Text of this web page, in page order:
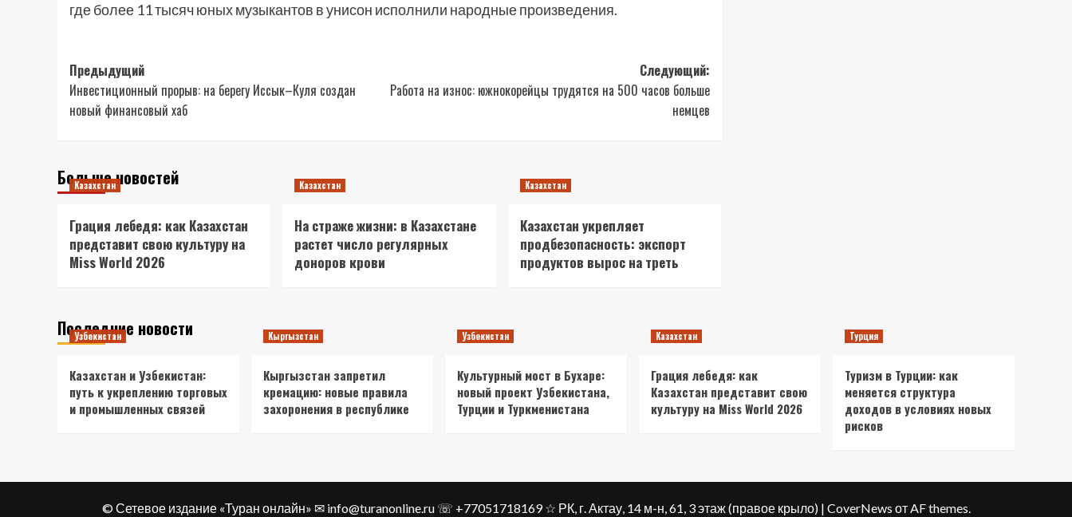
где более 11 тысяч юных музыкантов в унисон исполнили народные произведения.
Навигация
записи
Предыдущий
Инвестиционный прорыв: на берегу Иссык–Куля создан
новый финансовый хаб
Следующий:
Работа на износ: южнокорейцы трудятся на 500 часов больше
немцев
Больше новостей
Казахстан
Грация лебедя: как Казахстан
представит свою культуру на
Miss World 2026
Казахстан
На страже жизни: в Казахстане
растет число регулярных
доноров крови
Казахстан
Казахстан укрепляет
продбезопасность: экспорт
продуктов вырос на треть
Последние новости
Узбекистан
Казахстан и Узбекистан:
путь к укреплению торговых
и промышленных связей
Кыргызстан
Кыргызстан запретил
кремацию: новые правила
захоронения в республике
Узбекистан
Культурный мост в Бухаре:
новый проект Узбекистана,
Турции и Туркменистана
Казахстан
Грация лебедя: как
Казахстан представит свою
культуру на Miss World 2026
Турция
Туризм в Турции: как
меняется структура
доходов в условиях новых
рисков
© Сетевое издание «Туран онлайн» ✉ info@turanonline.ru ☏ +77051718169 ☆ РК, г. Актау​, 14 м-н, 61, 3 этаж (правое крыло) | CoverNews от AF themes.